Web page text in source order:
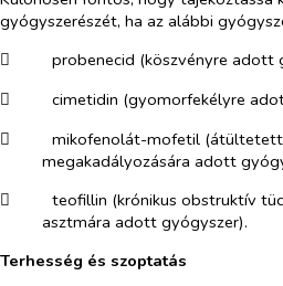
gyógyszerészét, ha az alábbi
​
probenecid (köszvényre adott
​
cimetidin (gyomorfekélyre
​
mikofenolát-mofetil (átültetett
megakadályozására adott
​
teofillin (krónikus obstruktív
asztmára adott gyógyszer).
Terhesség és szoptatás